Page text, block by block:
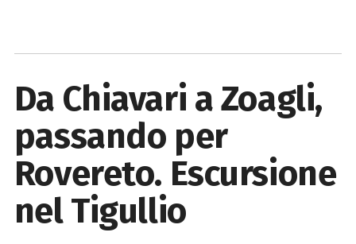
Da Chiavari a Zoagli,
passando per
Rovereto. Escursione
nel Tigullio